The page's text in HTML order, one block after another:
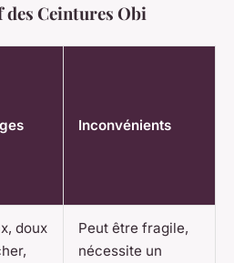
Ceintures Obi
Inconvénients
doux
Peut être fragile,
nécessite un